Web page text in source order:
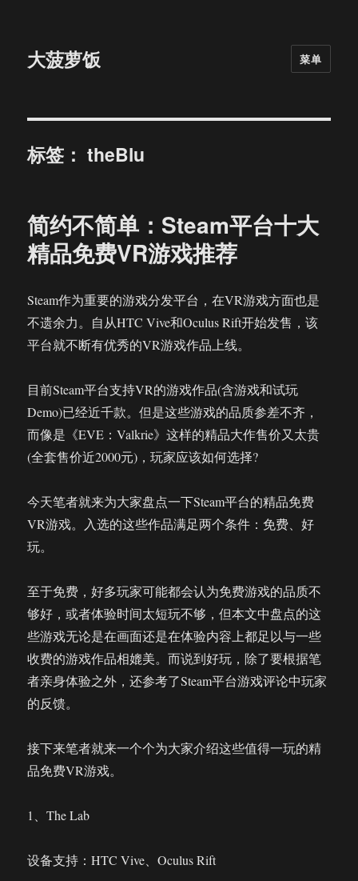
大菠萝饭 菜单
标签：theBlu
简约不简单：Steam平台十大
精品免费VR游戏推荐
Steam作为重要的游戏分发平台，在VR游戏方面也是
不遗余力。自从HTC Vive和Oculus Rift开始发售，该
平台就不断有优秀的VR游戏作品上线。
目前Steam平台支持VR的游戏作品(含游戏和试玩
Demo)已经近千款。但是这些游戏的品质参差不齐，
而像是《EVE：Valkrie》这样的精品大作售价又太贵
(全套售价近2000元)，玩家应该如何选择?
今天笔者就来为大家盘点一下Steam平台的精品免费
VR游戏。入选的这些作品满足两个条件：免费、好
玩。
至于免费，好多玩家可能都会认为免费游戏的品质不
够好，或者体验时间太短玩不够，但本文中盘点的这
些游戏无论是在画面还是在体验内容上都足以与一些
收费的游戏作品相媲美。而说到好玩，除了要根据笔
者亲身体验之外，还参考了Steam平台游戏评论中玩家
的反馈。
接下来笔者就来一个个为大家介绍这些值得一玩的精
品免费VR游戏。
1、The Lab
设备支持：HTC Vive、Oculus Rift